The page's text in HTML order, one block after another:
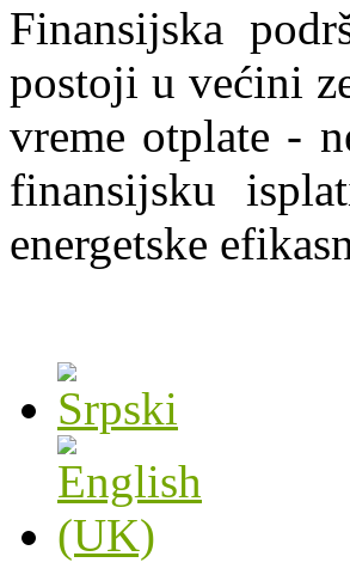
Finansijska
postoji u većini
vreme otplate -
finansijsku
energetske